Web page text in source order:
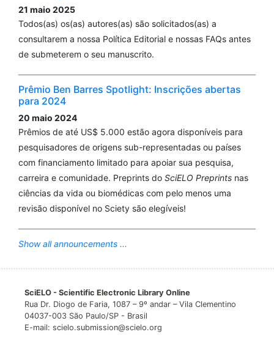
21 maio 2025
Todos(as) os(as) autores(as) são solicitados(as) a
consultarem a nossa Política Editorial e nossas FAQs antes
de submeterem o seu manuscrito.
Prêmio Ben Barres Spotlight: Inscrições abertas
para 2024
20 maio 2024
Prêmios de até US$ 5.000 estão agora disponíveis para
pesquisadores de origens sub-representadas ou países
com financiamento limitado para apoiar sua pesquisa,
carreira e comunidade. Preprints do SciELO Preprints nas
ciências da vida ou biomédicas com pelo menos uma
revisão disponível no Sciety são elegíveis!
Show all announcements ...
SciELO - Scientific Electronic Library Online
Rua Dr. Diogo de Faria, 1087 – 9º andar – Vila Clementino
04037-003 São Paulo/SP - Brasil
E-mail: scielo.submission@scielo.org